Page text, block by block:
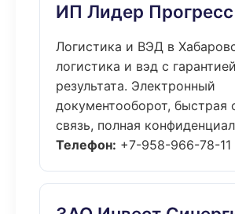
ИП Лидер Прогресс
Логистика и ВЭД в
логистика и вэд с гарантией
результата. Электронный
документооборот, быстрая
связь, полная
Телефон: +7-958-966-78-11